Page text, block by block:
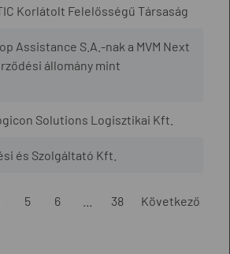
Korlátolt Felelősségű Társaság
Assistance S.A.-nak a MVM Next
állomány mint
Solutions Logisztikai Kft.
és Szolgáltató Kft.
5 6 38 Következő